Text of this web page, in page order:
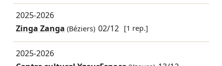
2025-2026
Zinga Zanga (Béziers) 02/12 [1 rep.]
2025-2026